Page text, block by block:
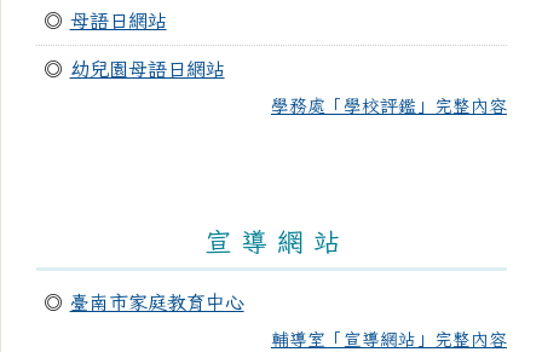
◎ 母語日網站
◎ 幼兒園母語日網站
學務處「學校評鑑」完整內容
宣 導 網 站
◎ 臺南市家庭教育中心
輔導室「宣導網站」完整內容